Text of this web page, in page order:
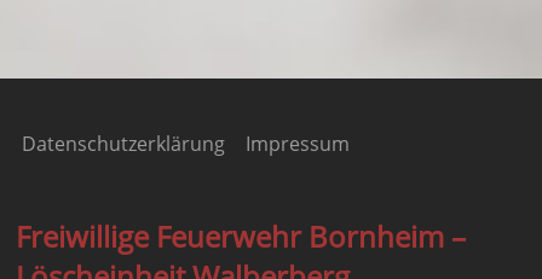
Datenschutzerklärung Impressum
Freiwillige Feuerwehr Bornheim –